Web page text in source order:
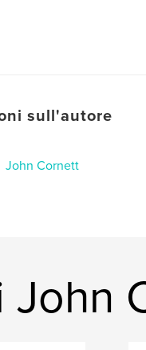
sull'autore
John Cornett
John